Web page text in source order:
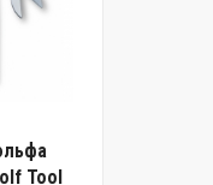
Tool